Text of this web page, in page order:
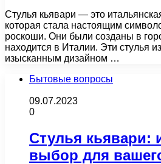
Стулья кьявари — это
которая стала настоящим
роскоши. Они были созданы в
находится в Италии. Эти стулья
изысканным дизайном …
Бытовые вопросы
09.07.2023
0
Стулья кьявари:
выбор для